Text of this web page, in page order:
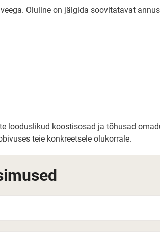
Oluline on jälgida soovitatavat
looduslikud koostisosad ja tõhusad
teie konkreetsele olukorrale.